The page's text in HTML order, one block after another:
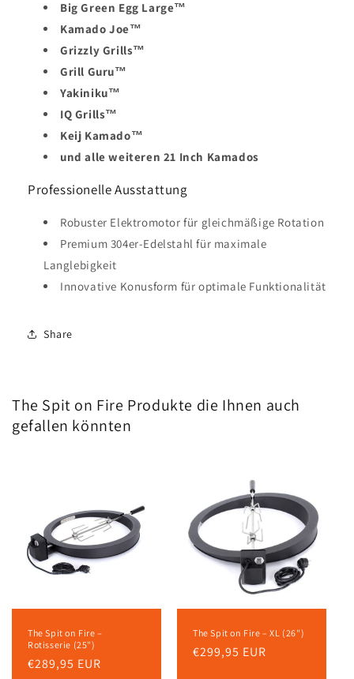
Big Green Egg Large™
Kamado Joe™
Grizzly Grills™
Grill Guru™
Yakiniku™
IQ Grills™
Keij Kamado™
und alle weiteren 21 Inch Kamados
Professionelle Ausstattung
Robuster Elektromotor für gleichmäßige Rotation
Premium 304er-Edelstahl für maximale
Langlebigkeit
Innovative Konusform für optimale Funktionalität
Share
The Spit on Fire Produkte die Ihnen auch
gefallen könnten
The Spit on Fire –
Rotisserie (25")
Normaler
€289,95 EUR
The Spit on Fire – XL (26")
Normaler
€299,95 EUR